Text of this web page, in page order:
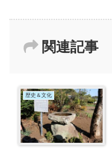
関連記事
歴史＆文化